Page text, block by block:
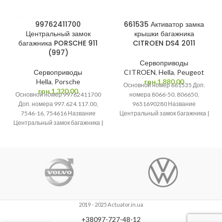
99762411700
Центральный замок
багажника PORSCHE 911
(997)
Сервоприводы
Hella, Porsche
грн.1,320.00
Основной номер 99762411700
Доп. номера 997.624.117.00,
7546-16, 754616 Название
Центральный замок багажника |
661535 Активатор замка
крышки багажника
CITROEN DS4 2011
Сервоприводы
CITROEN, Hella, Peugeot
грн.1,880.00
Основной номер 661535 Доп.
номера 8066-50, 806650,
9651690280 Название
Центральный замок багажника |
2019 - 2025 Actuator.in.ua
+38097-727-48-12